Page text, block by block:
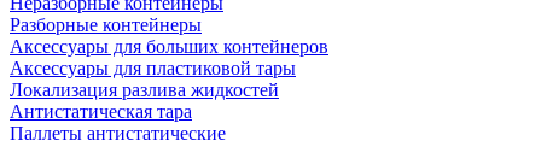
Разборные контейнеры
Аксессуары для больших контейнеров
Аксессуары для пластиковой тары
Локализация разлива жидкостей
Антистатическая тара
Паллеты антистатические